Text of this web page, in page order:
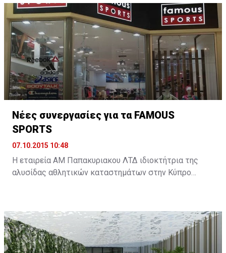
είναι το στοίχημα για την επιτυχία της δοκιμαζόμενης
οικονομικής του πολιτικής. Για τον υπόλοιπο κόσμο
είναι η συμφωνία, που θα αλλάξει τα δεδομένα της
παγκόσμιας οικονομίας. ...
Νέες συνεργασίες για τα FAMOUS
SPORTS
07.10.2015 10:48
Η εταιρεία ΑΜ Παπακυριακου ΛΤΔ ιδιοκτήτρια της
αλυσίδας αθλητικών καταστημάτων στην Κύπρο
αγορά με δυο νέες συνεργασίες.